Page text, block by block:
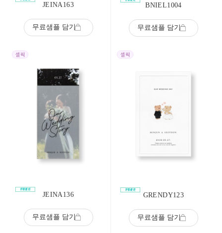
JEINA163
무료샘플 담기
BNIEL1004
무료샘플 담기
JEINA136
무료샘플 담기
GRENDY123
무료샘플 담기